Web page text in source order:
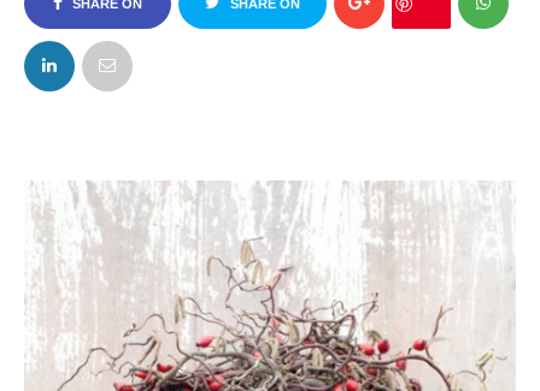
SHARE ON
FACEBOOK
SHARE ON